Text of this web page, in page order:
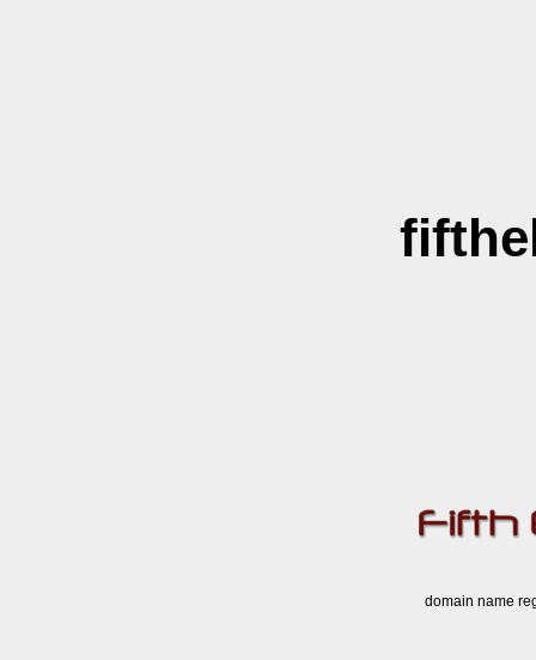
domain name